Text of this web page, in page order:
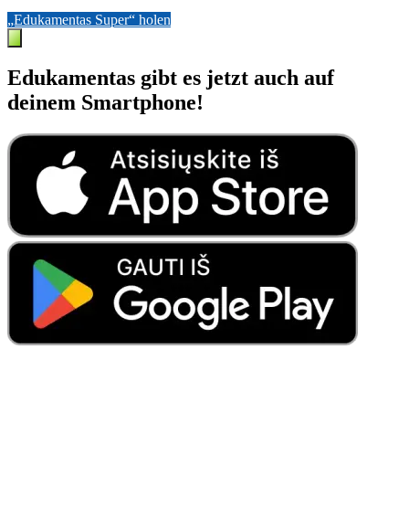
„Edukamentas Super“ holen
Edukamentas gibt es jetzt auch auf
deinem Smartphone!